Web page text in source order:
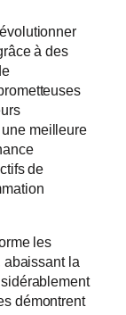
à des
meilleure
de
les
abaissant la
démontrent